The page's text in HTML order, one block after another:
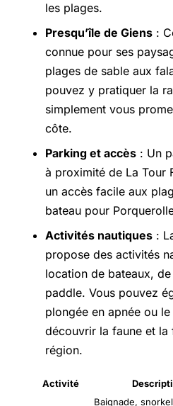
les plages.
Presqu’île de Giens :
connue pour ses
plages de sable aux
pouvez y pratiquer la
simplement vous
côte.
Parking et accès : Un
à proximité de La Tour
un accès facile aux
bateau pour
Activités nautiques :
propose des activités
location de bateaux,
paddle. Vous pouvez
plongée en apnée ou
découvrir la faune et la
région.
Activité
Baignade,